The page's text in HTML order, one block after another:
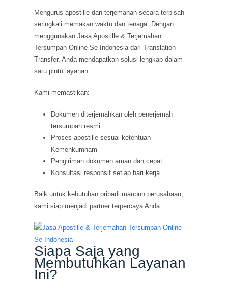
Mengurus apostille dan terjemahan secara terpisah
seringkali memakan waktu dan tenaga. Dengan
menggunakan Jasa Apostille & Terjemahan
Tersumpah Online Se-Indonesia dari Translation
Transfer, Anda mendapatkan solusi lengkap dalam
satu pintu layanan.
Kami memastikan:
Dokumen diterjemahkan oleh penerjemah
tersumpah resmi
Proses apostille sesuai ketentuan
Kemenkumham
Pengiriman dokumen aman dan cepat
Konsultasi responsif setiap hari kerja
Baik untuk kebutuhan pribadi maupun perusahaan,
kami siap menjadi partner terpercaya Anda.
Siapa Saja yang
Membutuhkan Layanan
Ini?